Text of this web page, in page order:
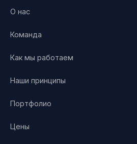
О нас
Команда
Как мы работаем
Наши принципы
Портфолио
Цены